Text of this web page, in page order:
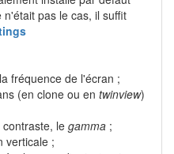
pas le cas, il suffit
fréquence de l'écran ;
(en clone ou en twinview)
le gamma ;
verticale ;